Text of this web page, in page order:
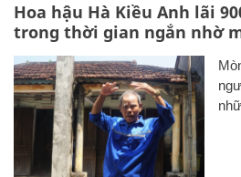
Hoa hậu Hà Kiều Anh lãi
trong thời gian ngắn nhờ